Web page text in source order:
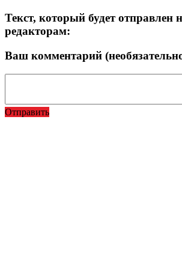
Текст, который будет отправлен
редакторам:
Ваш комментарий
Отправить